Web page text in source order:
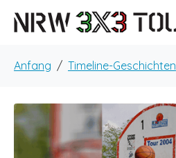
Anfang Timeline-Geschichten